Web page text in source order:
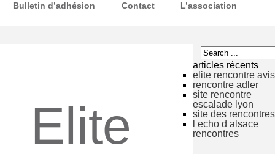
Bulletin d’adhésion Contact L’association
Elite
articles récents
elite rencontre avis
rencontre adler
site rencontre
escalade lyon
site des rencontres
l echo d alsace
rencontres